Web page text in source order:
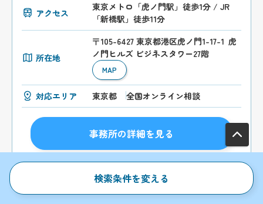
アクセス
東京メトロ「虎ノ門駅」徒歩1分 / JR
「新橋駅」徒歩11分
所在地
〒105-6427 東京都港区虎ノ門1-17-1 虎
ノ門ヒルズ ビジネスタワー27階
MAP
対応エリア 東京都 全国オンライン相談
事務所の詳細を見る
お問合わせはこちらから
検索条件を変える